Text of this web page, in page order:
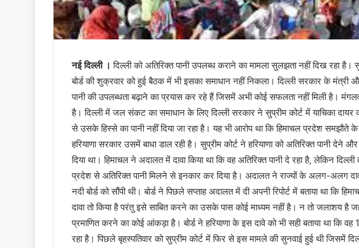
नई दिल्ली । दिल्ली को अतिरिक्त पानी उपलब्ध कराने का मामला सुलझता नहीं दिख रहा
बोर्ड की शुक्रवार को हुई बैठक में भी इसका समाधान नहीं निकला। दिल्ली सरकार के मंत्री
पानी की उपलब्धता बढ़ाने का प्रयास कर रहे हैं जिसमें अभी कोई सफलता नहीं मिली है।
है। दिल्ली में जल संकट का समाधान के लिए दिल्ली सरकार ने सुप्रीम कोर्ट में याचिका दायर
से उसके हिस्से का पानी नहीं दिया जा रहा है। यह भी आरोप था कि हिमाचल प्रदेश
हरियाणा सरकार उसमें बाधा डाल रही है। सुप्रीम कोर्ट ने हरियाणा को अतिरिक्त पानी देने
दिया था। हिमाचल ने अदालत में दावा किया था कि वह अतिरिक्त पानी दे रहा है, लेकिन
प्रदेश से अतिरिक्त पानी मिलने से इनकार कर दिया है। अदालत ने राज्यों के अलग-अलग
नदी बोर्ड को सौंपी थी। बोर्ड ने पिछले सप्ताह अदालत में दी अपनी रिपोर्ट में बताया था कि
दावा तो किया है परंतु इसे साबित करने का उसके पास कोई माध्यम नहीं है। न तो जलाशय है
प्रमाणित करने का कोई आंकड़ा है। बोर्ड ने हरियाणा के इस दावे को भी सही बताया था कि
रहा है। पिछले बृहस्पतिवार को सुप्रीम कोर्ट में फिर से इस मामले की सुनवाई हुई थी जिसमें